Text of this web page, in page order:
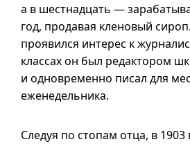
а в шестнадцать —
год, продавая кленовый
проявился интерес к
классах он был редактором
и одновременно писал для
еженедельника.
Следуя по стопам отца, в 1903